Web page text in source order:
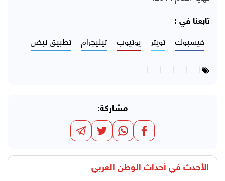
تابعنا في :
فيسبوك تويتر يوتيوب تيليجرام تطبيق نبض
مشاركة:
الأحدث في أحداث الوطن العربي